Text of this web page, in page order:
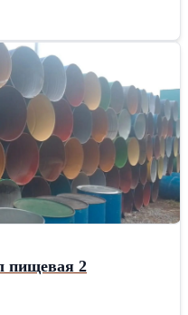
полива растений ПИЩЕВЫЕ
с понедельника по
суббота и
пищевая 2